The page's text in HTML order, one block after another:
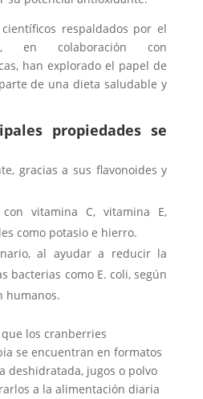
respaldados por el
en colaboración con
han explorado el papel de
de una dieta saludable y
propiedades se
gracias a sus flavonoides y
vitamina C, vitamina E,
como potasio e hierro.
al ayudar a reducir la
bacterias como E. coli, según
humanos.
los cranberries
se encuentran en formatos
deshidratada, jugos o polvo
a la alimentación diaria